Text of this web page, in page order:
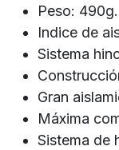
Peso: 490g.
Indice de
Sistema
Gran
Máxima
Sistema de